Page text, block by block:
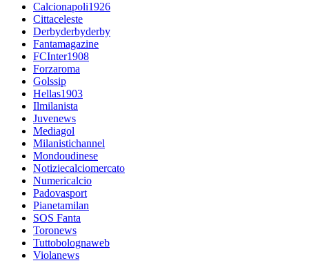
Calcionapoli1926
Cittaceleste
Derbyderbyderby
Fantamagazine
FCInter1908
Forzaroma
Golssip
Hellas1903
Ilmilanista
Juvenews
Mediagol
Milanistichannel
Mondoudinese
Notiziecalciomercato
Numericalcio
Padovasport
Pianetamilan
SOS Fanta
Toronews
Tuttobolognaweb
Violanews